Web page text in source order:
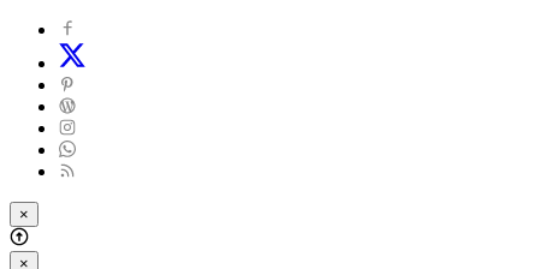
×
×